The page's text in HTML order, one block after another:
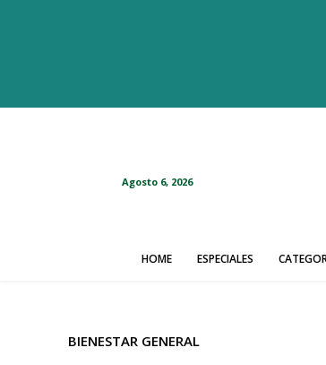
Agosto 6, 2026
HOME ESPECIALES
BIENESTAR GENERAL